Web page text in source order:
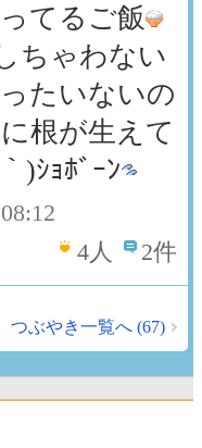
てるご飯
ちゃわない
たいないの
根が生えて
)ｼｮﾎﾞｰﾝ
4 人 2件
つぶやき一覧へ (67)